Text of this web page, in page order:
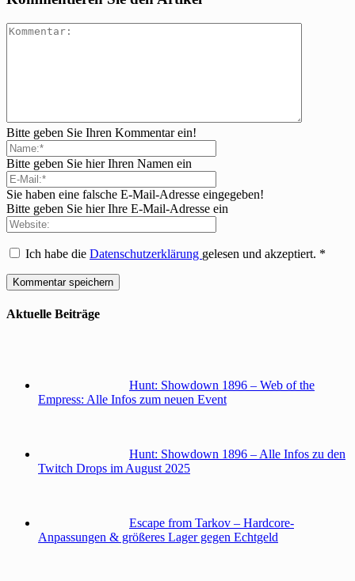
Bitte geben Sie Ihren Kommentar ein!
Bitte geben Sie hier Ihren Namen ein
Sie haben eine falsche E-Mail-Adresse eingegeben!
Bitte geben Sie hier Ihre E-Mail-Adresse ein
Ich habe die Datenschutzerklärung gelesen und akzeptiert. *
Aktuelle Beiträge
Hunt: Showdown 1896 – Web of the
Empress: Alle Infos zum neuen Event
Hunt: Showdown 1896 – Alle Infos zu den
Twitch Drops im August 2025
Escape from Tarkov – Hardcore-
Anpassungen & größeres Lager gegen Echtgeld